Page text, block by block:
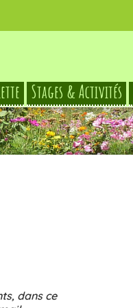
Stages & Activités
dans ce